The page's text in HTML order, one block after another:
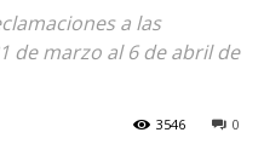
a las
de marzo al 6 de abril de
0
3546